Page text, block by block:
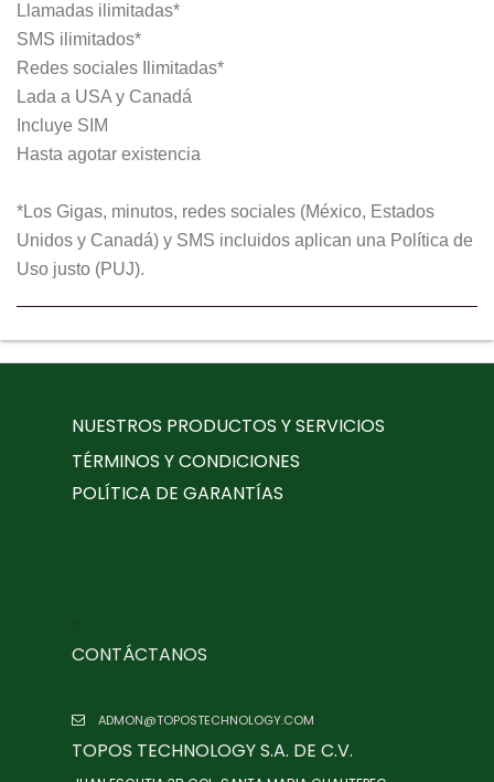
Llamadas ilimitadas*
SMS ilimitados*
Redes sociales Ilimitadas*
Lada a USA y Canadá
Incluye SIM
Hasta agotar existencia
*Los Gigas, minutos, redes sociales (México, Estados
Unidos y Canadá) y SMS incluidos aplican una Política de
Uso justo (PUJ).
NUESTROS PRODUCTOS Y SERVICIOS
TÉRMINOS Y CONDICIONES
POLÍTICA DE GARANTÍAS
CONTÁCTANOS
ADMON@TOPOSTECHNOLOGY.COM
TOPOS TECHNOLOGY S.A. DE C.V.